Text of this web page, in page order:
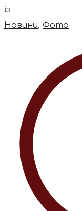
із
Новини, Фото